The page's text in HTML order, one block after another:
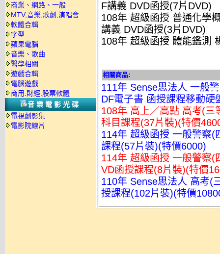
商業、網路、一般
MTV,音樂,歌劇,演唱會
軟體合輯
字型
蘋果電腦
音樂、歌曲
醫學相關
遊戲合輯
電腦遊戲
商用.財經.股票軟體
音樂電影光碟
電視劇影集
電影院線片
F講義 DVD函授(7片DVD)
108年 超級函授 普通化學
講義 DVD函授(3片DVD)
108年 超級函授 體能鑑測
相關商品:
111年 Sense思法人 一般
DF電子書 函授課程移動硬
108年 高上／高點 高考(三
科目課程(37片裝)(特價
114年 超級函授 一般警察(
課程(57片裝)(特價6000)
114年 超級函授 一般警察(
VD函授課程(8片裝)(特價
110年 Sense思法人 高考(
授課程(102片裝)(特價